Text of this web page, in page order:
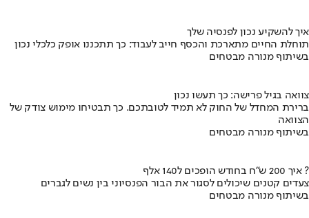
איך להשקיע נכון לפנסיה שלך
תוחלת החיים מתארכת והכסף חייב לעבוד: כך תתכננו אופק כלכלי נכון
בשיתוף מנורה מבטחים
צוואה בגיל פרישה: כך תעשו נכון
ברירת המחדל של החוק לא תמיד לטובתכם. כך תבטיחו מימוש צודק של
הצוואה
בשיתוף מנורה מבטחים
איך 200 ש"ח בחודש הופכים ל140 אלף ?
צעדים קטנים שיכולים לסגור את הבור הפנסיוני בין נשים לגברים
בשיתוף מנורה מבטחים